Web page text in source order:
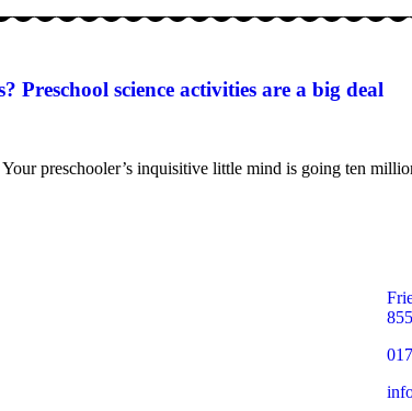
Preschool science activities are a big deal
preschooler’s inquisitive little mind is going ten